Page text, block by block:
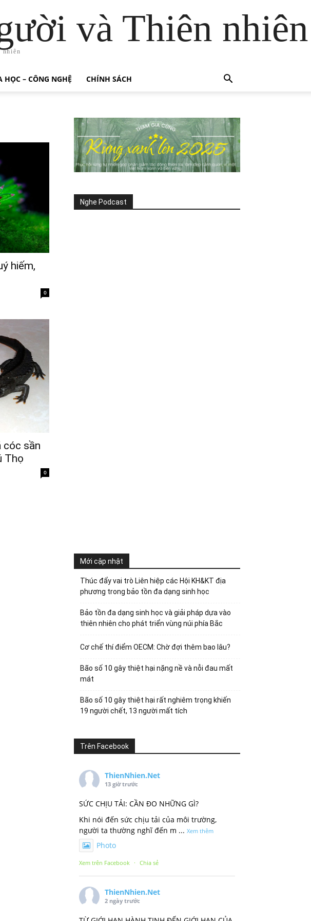
và Thiên nhiên
HỌC – CÔNG NGHỆ CHÍNH SÁCH
hiếm,
0
cóc sần
Thọ
0
Nghe Podcast
Mới cập nhật
Thúc đẩy vai trò Liên hiệp các Hội KH&KT địa
phương trong bảo tồn đa dạng sinh học
Bảo tồn đa dạng sinh học và giải pháp dựa vào
thiên nhiên cho phát triển vùng núi phía Bắc
Cơ chế thí điểm OECM: Chờ đợi thêm bao lâu?
Bão số 10 gây thiệt hại nặng nề và nỗi đau mất
mát
Bão số 10 gây thiệt hại rất nghiêm trọng khiến
19 người chết, 13 người mất tích
Trên Facebook
ThienNhien.Net
13 giờ trước
SỨC CHỊU TẢI: CẦN ĐO NHỮNG GÌ?
Khi nói đến sức chịu tải của môi trường,
người ta thường nghĩ đến m ... Xem thêm
Photo
Xem trên Facebook · Chia sẻ
ThienNhien.Net
2 ngày trước